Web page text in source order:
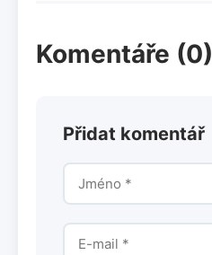
Komentáře (0)
Přidat komentář